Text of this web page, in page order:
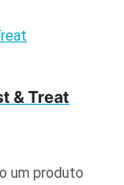
& Treat
um produto